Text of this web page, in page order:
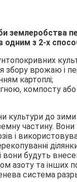
землеробства
одним з 2-х
збору врожаю і
картоплі;
компосту або
культури до
частину.
і
вони будуть
азоту та інших
система